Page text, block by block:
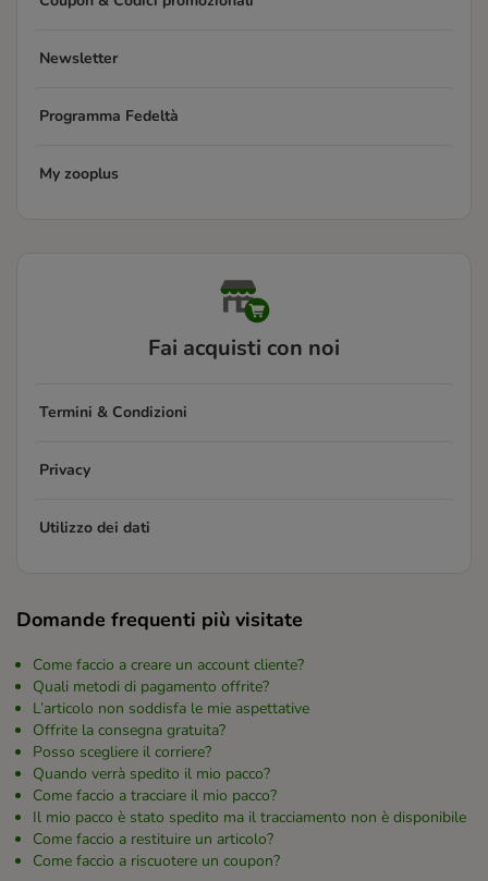
Newsletter
Programma Fedeltà
My zooplus
Fai acquisti con noi
Termini & Condizioni
Privacy
Utilizzo dei dati
Domande frequenti più visitate
Come faccio a creare un account cliente?
Quali metodi di pagamento offrite?
L’articolo non soddisfa le mie aspettative
Offrite la consegna gratuita?
Posso scegliere il corriere?
Quando verrà spedito il mio pacco?
Come faccio a tracciare il mio pacco?
Il mio pacco è stato spedito ma il tracciamento non è disponibile
Come faccio a restituire un articolo?
Come faccio a riscuotere un coupon?